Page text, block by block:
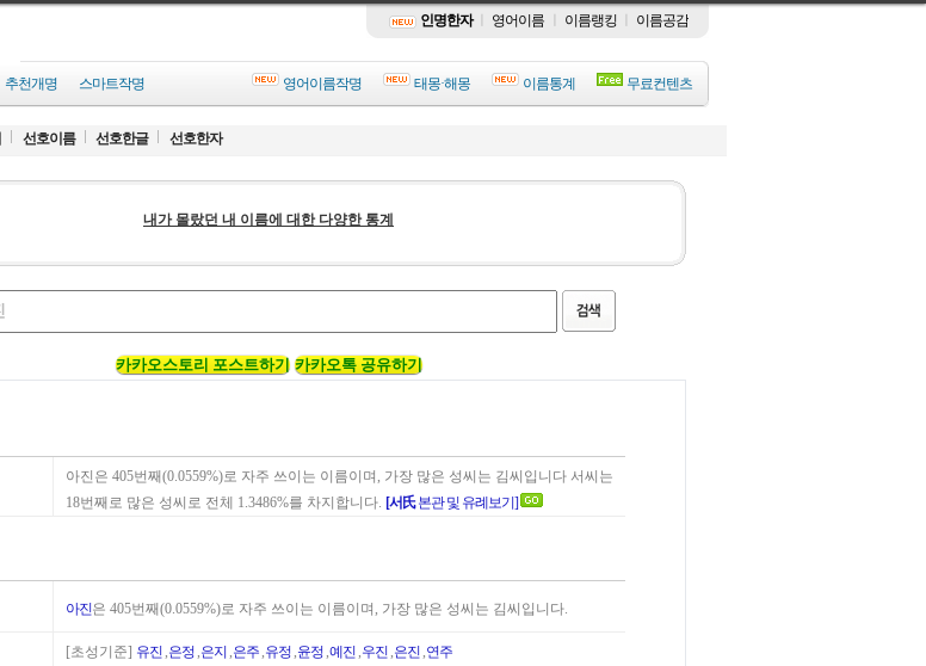
인명한자 영어이름 이름랭킹 이름공감
추천개명 스마트작명 영어이름작명 태몽·해몽 이름통계 무료컨텐츠
선호이름 선호한글 선호한자